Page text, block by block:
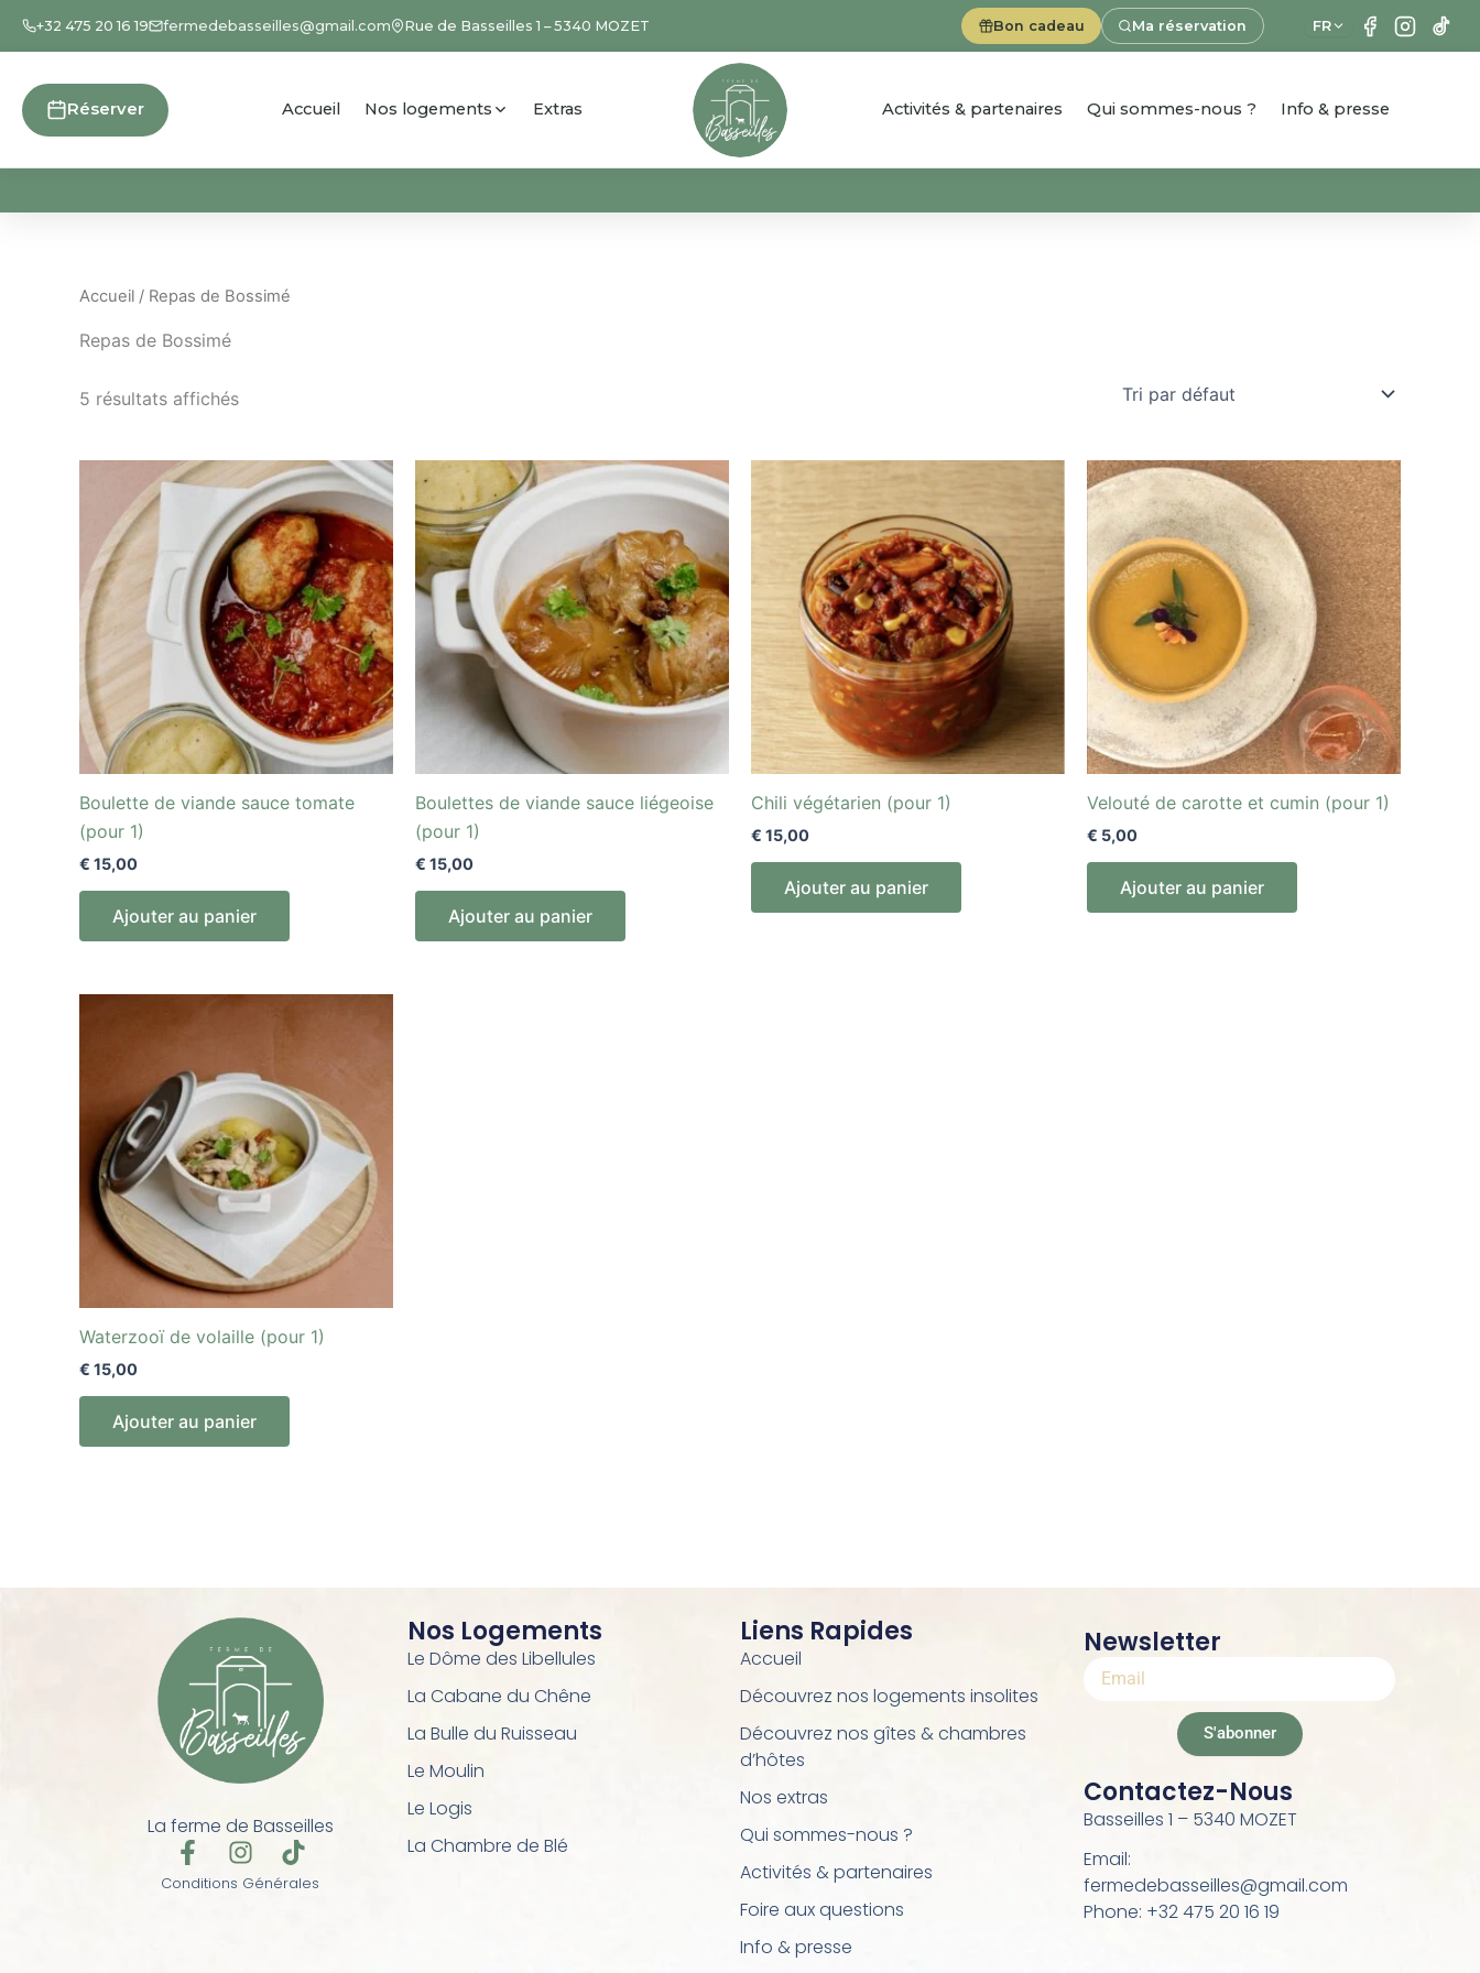
Aller
+32 475 20 16 19 fermedebasseilles@gmail.com Rue de Basseilles 1 – 5340 MOZET Bon cadeau Ma réservation FR
Réserver Accueil Nos logements Extras Activités & partenaires Qui sommes-nous ? Info & presse
Accueil / Repas de Bossimé
Repas de Bossimé
5 résultats affichés
Boulette de viande sauce tomate
(pour 1)
€ 15,00
Ajouter au panier
Boulettes de viande sauce liégeoise
(pour 1)
€ 15,00
Ajouter au panier
Chili végétarien (pour 1)
€ 15,00
Ajouter au panier
Velouté de carotte et cumin (pour 1)
€ 5,00
Ajouter au panier
Waterzooï de volaille (pour 1)
€ 15,00
Ajouter au panier
La ferme de Basseilles
F
a
I
n
T
i
Conditions Générales
Nos Logements
Le Dôme des Libellules
La Cabane du Chêne
La Bulle du Ruisseau
Le Moulin
Le Logis
La Chambre de Blé
Liens Rapides
Accueil
Découvrez nos logements insolites
Découvrez nos gîtes & chambres
d’hôtes
Nos extras
Qui sommes-nous ?
Activités & partenaires
Foire aux questions
Info & presse
Newsletter
S'abonner
Contactez-Nous
Basseilles 1 – 5340 MOZET
Email:
fermedebasseilles@gmail.com
Phone: +32 475 20 16 19